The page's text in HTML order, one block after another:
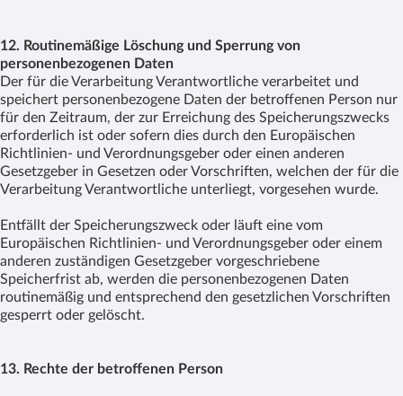
12. Routinemäßige Löschung und Sperrung von
personenbezogenen Daten
Der für die Verarbeitung Verantwortliche verarbeitet und
speichert personenbezogene Daten der betroffenen Person nur
für den Zeitraum, der zur Erreichung des Speicherungszwecks
erforderlich ist oder sofern dies durch den Europäischen
Richtlinien- und Verordnungsgeber oder einen anderen
Gesetzgeber in Gesetzen oder Vorschriften, welchen der für die
Verarbeitung Verantwortliche unterliegt, vorgesehen wurde.
Entfällt der Speicherungszweck oder läuft eine vom
Europäischen Richtlinien- und Verordnungsgeber oder einem
anderen zuständigen Gesetzgeber vorgeschriebene
Speicherfrist ab, werden die personenbezogenen Daten
routinemäßig und entsprechend den gesetzlichen Vorschriften
gesperrt oder gelöscht.
13. Rechte der betroffenen Person